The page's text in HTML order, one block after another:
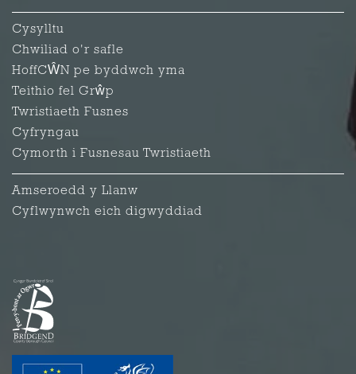
Cysylltu
Chwiliad o'r safle
HoffCŴN pe byddwch yma
Teithio fel Grŵp
Twristiaeth Fusnes
Cyfryngau
Cymorth i Fusnesau Twristiaeth
Amseroedd y Llanw
Cyflwynwch eich digwyddiad